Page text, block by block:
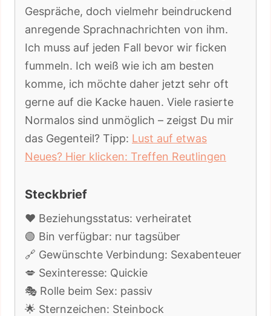
Gespräche, doch vielmehr beindruckend
anregende Sprachnachrichten von ihm.
Ich muss auf jeden Fall bevor wir ficken
fummeln. Ich weiß wie ich am besten
komme, ich möchte daher jetzt sehr oft
gerne auf die Kacke hauen. Viele rasierte
Normalos sind unmöglich – zeigst Du mir
das Gegenteil? Tipp: Lust auf etwas
Neues? Hier klicken: Treffen Reutlingen
Steckbrief
❤️ Beziehungsstatus: verheiratet
🟢 Bin verfügbar: nur tagsüber
🔗 Gewünschte Verbindung: Sexabenteuer
💋 Sexinteresse: Quickie
🎭 Rolle beim Sex: passiv
🌟 Sternzeichen: Steinbock